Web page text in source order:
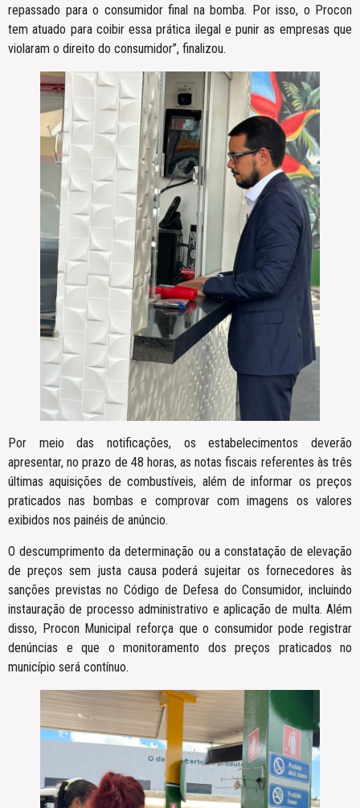
repassado para o consumidor final na bomba. Por isso, o Procon
tem atuado para coibir essa prática ilegal e punir as empresas que
violaram o direito do consumidor”, finalizou.
Por meio das notificações, os estabelecimentos deverão
apresentar, no prazo de 48 horas, as notas fiscais referentes às três
últimas aquisições de combustíveis, além de informar os preços
praticados nas bombas e comprovar com imagens os valores
exibidos nos painéis de anúncio.
O descumprimento da determinação ou a constatação de elevação
de preços sem justa causa poderá sujeitar os fornecedores às
sanções previstas no Código de Defesa do Consumidor, incluindo
instauração de processo administrativo e aplicação de multa. Além
disso, Procon Municipal reforça que o consumidor pode registrar
denúncias e que o monitoramento dos preços praticados no
município será contínuo.